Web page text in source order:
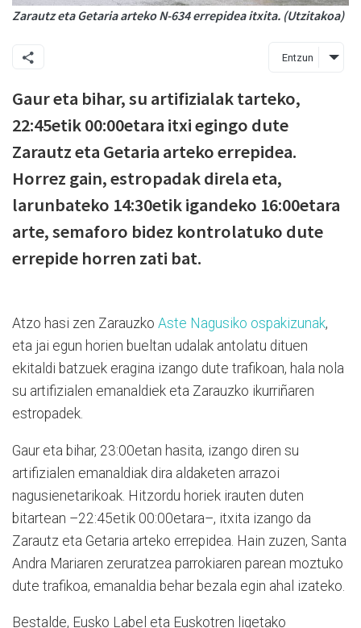
Zarautz eta Getaria arteko N-634 errepidea itxita. (Utzitakoa)
Entzun
Gaur eta bihar, su artifizialak tarteko,
22:45etik 00:00etara itxi egingo dute
Zarautz eta Getaria arteko errepidea.
Horrez gain, estropadak direla eta,
larunbateko 14:30etik igandeko 16:00etara
arte, semaforo bidez kontrolatuko dute
errepide horren zati bat.
Atzo hasi zen Zarauzko Aste Nagusiko ospakizunak,
eta jai egun horien bueltan udalak antolatu dituen
ekitaldi batzuek eragina izango dute trafikoan, hala nola
su artifizialen emanaldiek eta Zarauzko ikurriñaren
estropadek.
Gaur eta bihar, 23:00etan hasita, izango diren su
artifizialen emanaldiak dira aldaketen arrazoi
nagusienetarikoak. Hitzordu horiek irauten duten
bitartean –22:45etik 00:00etara–, itxita izango da
Zarautz eta Getaria arteko errepidea. Hain zuzen, Santa
Andra Mariaren zeruratzea parrokiaren parean moztuko
dute trafikoa, emanaldia behar bezala egin ahal izateko.
Bestalde, Eusko Label eta Euskotren ligetako